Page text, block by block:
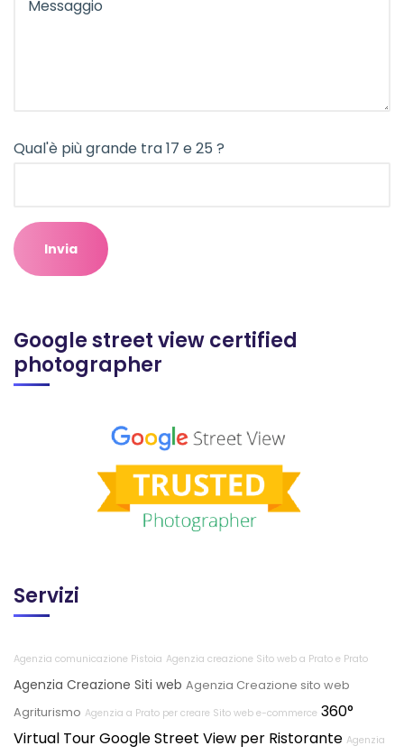
Qual'è più grande tra 17 e 25 ?
Google street view certified
photographer
Servizi
Agenzia comunicazione Pistoia Agenzia creazione Sito web a Prato e Prato
Agenzia Creazione Siti web Agenzia Creazione sito web
Agriturismo Agenzia a Prato per creare Sito web e-commerce 360°
Virtual Tour Google Street View per Ristorante Agenzia